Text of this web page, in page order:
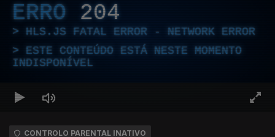
ERRO 204
HLS.JS FATAL ERROR - NETWORK ERROR
ESTE CONTEÚDO ESTÁ NESTE MOMENTO
INDISPONÍVEL
CONTROLO PARENTAL INATIVO